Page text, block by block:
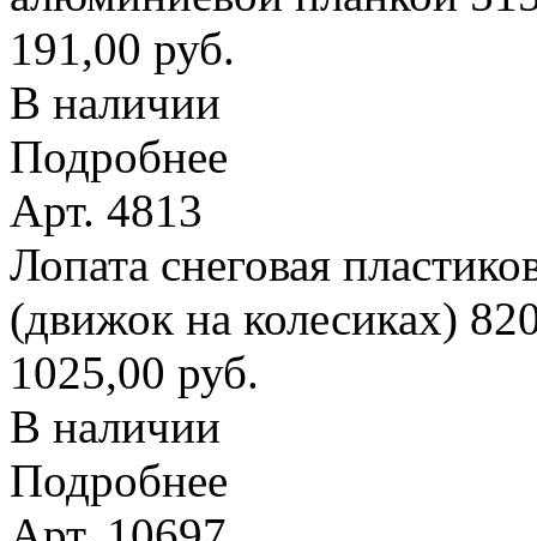
191,00 руб.
В наличии
Подробнее
Арт. 4813
Лопата снеговая
(движок на колесиках)
1025,00 руб.
В наличии
Подробнее